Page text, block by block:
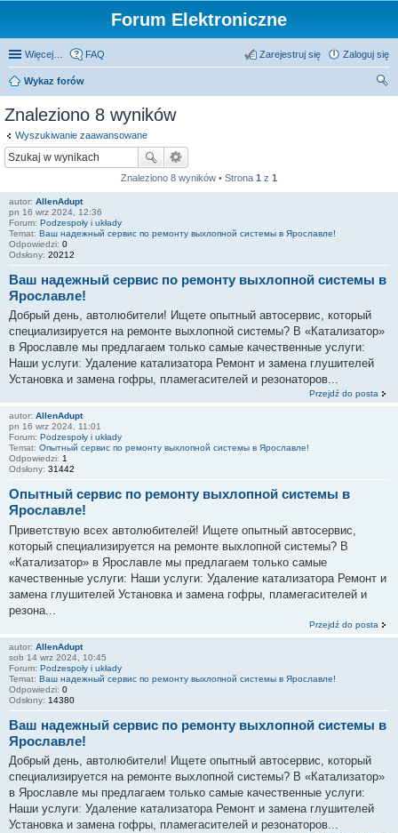
Forum Elektroniczne
Więcej… FAQ Zaloguj się
Zarejestruj się
Wykaz forów
Znaleziono 8 wyników
Wyszukiwanie zaawansowane
Znaleziono 8 wyników • Strona 1 z 1
autor: AllenAdupt
pn 16 wrz 2024, 12:36
Forum: Podzespoły i układy
Temat: Ваш надежный сервис по ремонту выхлопной системы в Ярославле!
Odpowiedzi: 0
Odsłony: 20212
Ваш надежный сервис по ремонту выхлопной системы в
Ярославле!
Добрый день, автолюбители! Ищете опытный автосервис, который
специализируется на ремонте выхлопной системы? В «Катализатор»
в Ярославле мы предлагаем только самые качественные услуги:
Наши услуги: Удаление катализатора Ремонт и замена глушителей
Установка и замена гофры, пламегасителей и резонаторов...
Przejdź do posta
autor: AllenAdupt
pn 16 wrz 2024, 11:01
Forum: Podzespoły i układy
Temat: Опытный сервис по ремонту выхлопной системы в Ярославле!
Odpowiedzi: 1
Odsłony: 31442
Опытный сервис по ремонту выхлопной системы в
Ярославле!
Приветствую всех автолюбителей! Ищете опытный автосервис,
который специализируется на ремонте выхлопной системы? В
«Катализатор» в Ярославле мы предлагаем только самые
качественные услуги: Наши услуги: Удаление катализатора Ремонт и
замена глушителей Установка и замена гофры, пламегасителей и
резона...
Przejdź do posta
autor: AllenAdupt
sob 14 wrz 2024, 10:45
Forum: Podzespoły i układy
Temat: Ваш надежный сервис по ремонту выхлопной системы в Ярославле!
Odpowiedzi: 0
Odsłony: 14380
Ваш надежный сервис по ремонту выхлопной системы в
Ярославле!
Добрый день, автолюбители! Ищете опытный автосервис, который
специализируется на ремонте выхлопной системы? В «Катализатор»
в Ярославле мы предлагаем только самые качественные услуги:
Наши услуги: Удаление катализатора Ремонт и замена глушителей
Установка и замена гофры, пламегасителей и резонаторов...